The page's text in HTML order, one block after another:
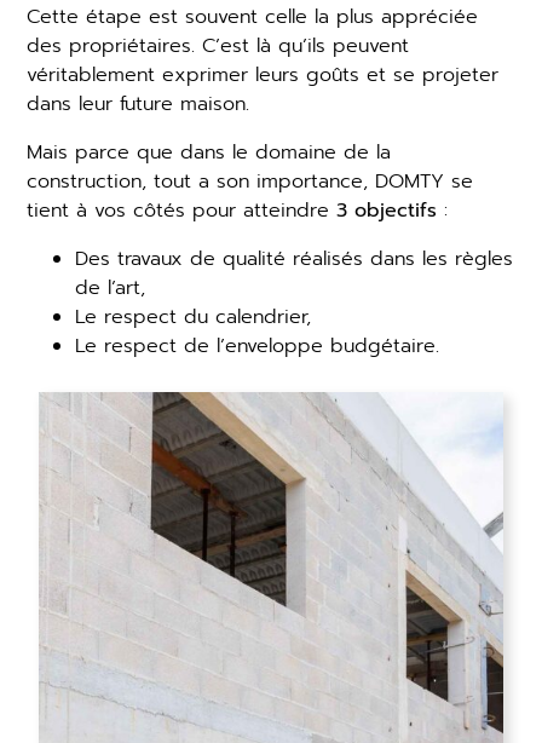
Cette étape est souvent celle la plus appréciée
des propriétaires. C’est là qu’ils peuvent
véritablement exprimer leurs goûts et se projeter
dans leur future maison.
Mais parce que dans le domaine de la
construction, tout a son importance, DOMTY se
tient à vos côtés pour atteindre3 objectifs :
Des travaux de qualité réalisés dans les règles
de l’art,
Le respect du calendrier,
Le respect de l’enveloppe budgétaire.